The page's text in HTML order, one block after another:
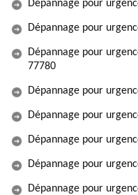
Dépannage pour
Dépannage pour
Dépannage pour
77780
Dépannage pour
Dépannage pour
Dépannage pour
Dépannage pour
Dépannage pour